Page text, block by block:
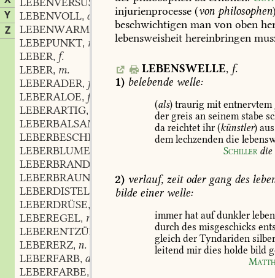
Y
Z
,
LEBENVOLL, adj.
LEBENWARM
LEBEPUNKT, m.
LEBER, f.
LEBER, m.
LEBERADER, f.
LEBERALOE, f.
LEBERARTIG,
LEBERBALSAM
LEBERBESCHLAG
LEBERBLUME
LEBERBRAND
LEBERBRAUN
LEBERDISTEL
LEBERDRÜSE,
LEBEREGEL, m.
LEBERENTZÜNDUNG
LEBERERZ, n.
LEBERFARB, adj.
LEBERFARBE,
injurienprocesse (von philosophen
beschwichtigen man von oben
lebensweisheit hereinbringen
LEBENSWELLE, f.
1) belebende welle:
(als) traurig mit entnervtem
der greis an seinemstabe
da reichtet ihr (künstler) aus
demlechzenden die
Schiller die
2) verlauf, zeitodergangdes
bilde einerwelle:
immer hat aufdunkler
durch des misgeschicks
gleich der Tyndariden
leitend mir dies holde bild